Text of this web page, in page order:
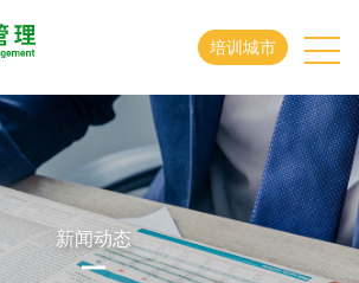
培训城市
新闻动态